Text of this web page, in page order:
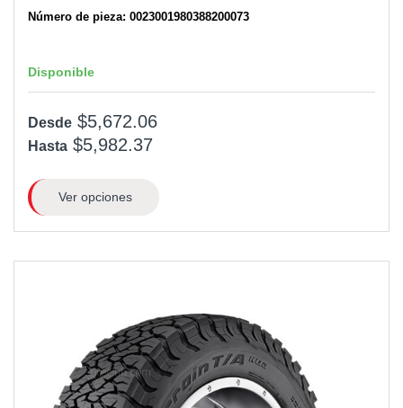
Número de pieza: 0023001980388200073
Disponible
Desde $5,672.06
Hasta $5,982.37
Ver opciones